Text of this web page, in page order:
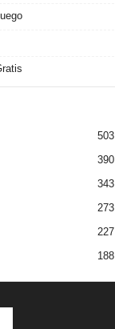
503
390
343
273
227
188